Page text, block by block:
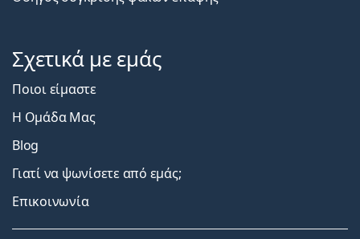
Σχετικά με εμάς
Ποιοι είμαστε
Η Ομάδα Μας
Blog
Γιατί να ψωνίσετε από εμάς;
Επικοινωνία